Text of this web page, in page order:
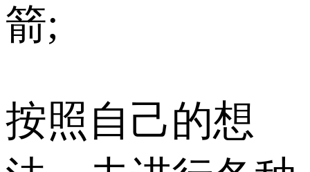
箭;
按照自己的想